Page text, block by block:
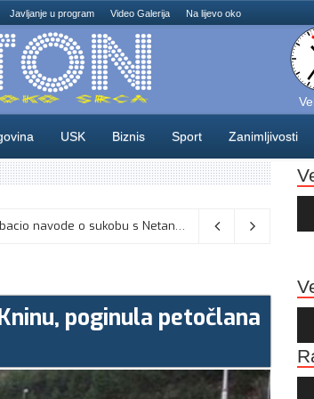
Javljanje u program Video Galerija Na lijevo oko
USK Biznis Sport Zanimljivosti
Vance kaže da će pregovori s Iranom potrajati, odbacio navode o sukobu s Netanyahuom 06/08/2026
poginula petočlana